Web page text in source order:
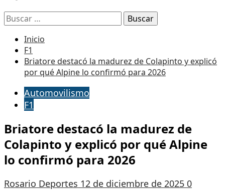
Buscar:
Inicio
F1
Briatore destacó la madurez de Colapinto y explicó
por qué Alpine lo confirmó para 2026
Automovilismo
F1
Briatore destacó la madurez de
Colapinto y explicó por qué Alpine
lo confirmó para 2026
Rosario Deportes 12 de diciembre de 2025 0